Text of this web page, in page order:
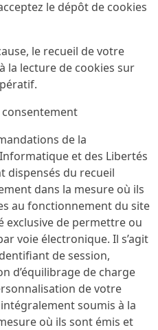
le dépôt de cookies
le recueil de votre
la lecture de cookies sur
consentement
de la
et des Libertés
dispensés du recueil
dans la mesure où ils
au fonctionnement du site
de permettre ou
voie électronique. Il s’agit
de session,
d’équilibrage de charge
de votre
soumis à la
où ils sont émis et